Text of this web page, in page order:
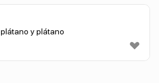
y plátano